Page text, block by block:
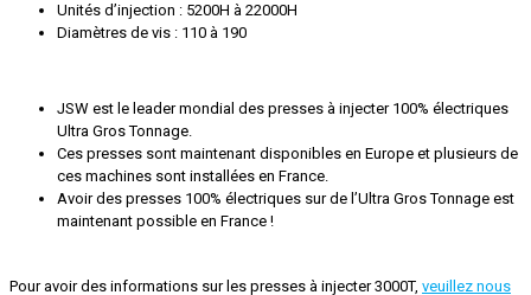
Unités d’injection : 5200H à 22000H
Diamètres de vis : 110 à 190
JSW est le leader mondial des presses à injecter 100% électriques
Ultra Gros Tonnage.
Ces presses sont maintenant disponibles en Europe et plusieurs de
ces machines sont installées en France.
Avoir des presses 100% électriques sur de l’Ultra Gros Tonnage est
maintenant possible en France !
Pour avoir des informations sur les presses à injecter 3000T, veuillez nous